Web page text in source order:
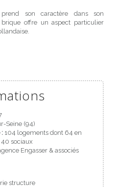
son caractère dans son
brique offre un aspect particulier
Seine (94)
: 104 logements dont 64 en
sociaux
Engasser & associés
structure